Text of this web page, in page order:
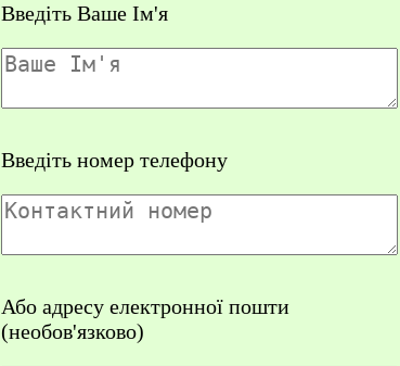
Введіть Ваше Ім'я
Введіть номер телефону
Або адресу електронної пошти
(необов'язково)